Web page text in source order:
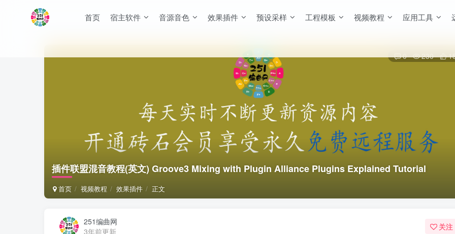
首页 宿主软件 音源音色 效果插件 预设采样 工程模板 视频教程 应用工具
插件联盟混音教程(英文) Groove3 Mixing with Plugin Alliance Plugins Explained Tutorial
首页 视频教程 效果插件 正文
0 230
251编曲网
3年前更新
关注